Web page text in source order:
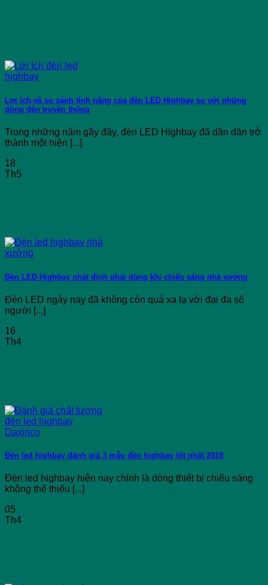
Lợi ích và so sánh tính năng của đèn LED Highbay so với những
dòng đèn truyền thống
Trong những năm gầy đây, đèn LED Highbay đã dần dần trở
thành một hiện [...]
18
Th5
Đèn LED Highbay nhất định phải dùng khi chiếu sáng nhà xưởng
Đèn LED ngày nay đã không còn quá xa lạ với đại đa số
người [...]
16
Th4
Đèn led highbay đánh giá 3 mẫu đèn highbay tốt nhất 2019
Đèn led highbay hiện nay chính là dòng thiết bị chiếu sáng
không thể thiếu [...]
05
Th4